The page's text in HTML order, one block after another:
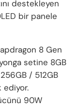
destekleyen
bir panele
8 Gen
setine 8GB
/ 512GB
ediyor.
90W